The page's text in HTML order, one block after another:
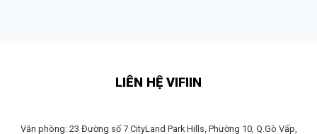
LIÊN HỆ VIFIIN
Văn phòng: 23 Đường số 7 CityLand Park Hills, Phường 10, Q.Gò Vấp,